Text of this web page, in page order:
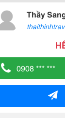
Thầy
0908 *** ***